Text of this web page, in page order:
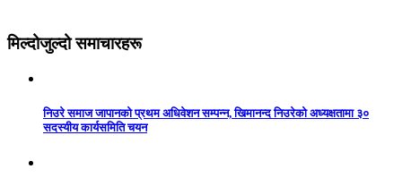
मिल्दोजुल्दो समाचारहरू
निउरे समाज जापानको प्रथम अधिवेशन सम्पन्न, खिमानन्द निउरेको अध्यक्षतामा ३०
सदस्यीय कार्यसमिति चयन